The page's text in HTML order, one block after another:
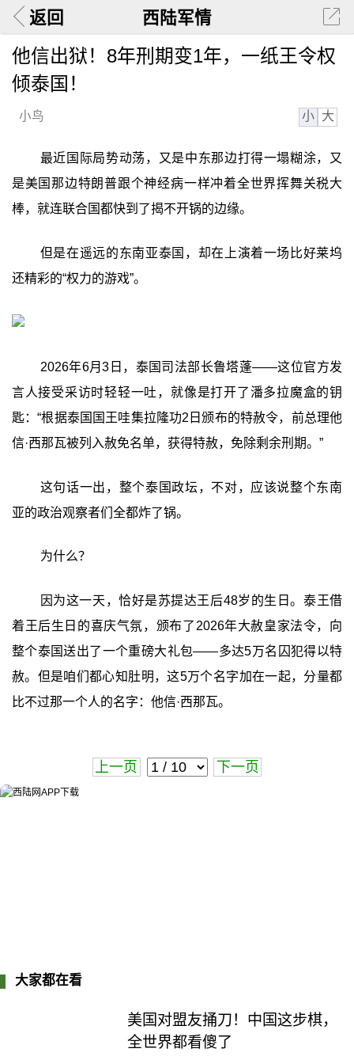
返回 西陆军情
他信出狱！8年刑期变1年，一纸王令权
倾泰国！
小鸟 小 大
最近国际局势动荡，又是中东那边打得一塌糊涂，又
是美国那边特朗普跟个神经病一样冲着全世界挥舞关税大
棒，就连联合国都快到了揭不开锅的边缘。
但是在遥远的东南亚泰国，却在上演着一场比好莱坞
还精彩的“权力的游戏”。
2026年6月3日，泰国司法部长鲁塔蓬——这位官方发
言人接受采访时轻轻一吐，就像是打开了潘多拉魔盒的钥
匙：“根据泰国国王哇集拉隆功2日颁布的特赦令，前总理他
信·西那瓦被列入赦免名单，获得特赦，免除剩余刑期。”
这句话一出，整个泰国政坛，不对，应该说整个东南
亚的政治观察者们全都炸了锅。
为什么？
因为这一天，恰好是苏提达王后48岁的生日。泰王借
着王后生日的喜庆气氛，颁布了2026年大赦皇家法令，向
整个泰国送出了一个重磅大礼包——多达5万名囚犯得以特
赦。但是咱们都心知肚明，这5万个名字加在一起，分量都
比不过那一个人的名字：他信·西那瓦。
上一页 下一页
大家都在看
美国对盟友捅刀！中国这步棋，
全世界都看傻了